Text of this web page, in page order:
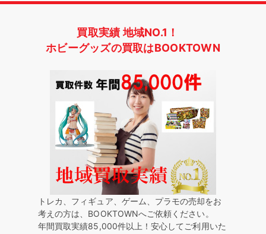
買取実績 地域NO.1！
ホビーグッズの買取はBOOKTOWN
トレカ、フィギュア、ゲーム、プラモの売却をお
考えの方は、BOOKTOWNへご依頼ください。
年間買取実績85,000件以上！安心してご利用いた